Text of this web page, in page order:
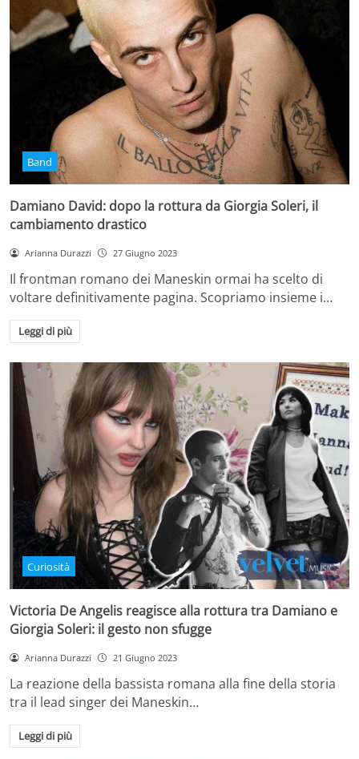
Band
Damiano David: dopo la rottura da Giorgia Soleri, il
cambiamento drastico
Arianna Durazzi 27 Giugno 2023
Il frontman romano dei Maneskin ormai ha scelto di
voltare definitivamente pagina. Scopriamo insieme i…
Leggi di più
Curiosità
Victoria De Angelis reagisce alla rottura tra Damiano e
Giorgia Soleri: il gesto non sfugge
Arianna Durazzi 21 Giugno 2023
La reazione della bassista romana alla fine della storia
tra il lead singer dei Maneskin…
Leggi di più